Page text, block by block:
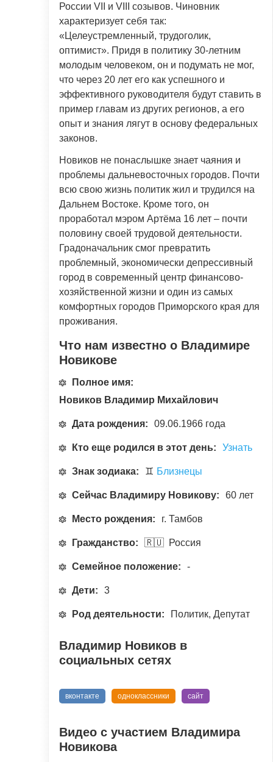
России VII и VIII созывов. Чиновник
характеризует себя так:
«Целеустремленный, трудоголик,
оптимист». Придя в политику 30-летним
молодым человеком, он и подумать не мог,
что через 20 лет его как успешного и
эффективного руководителя будут ставить в
пример главам из других регионов, а его
опыт и знания лягут в основу федеральных
законов.
Новиков не понаслышке знает чаяния и
проблемы дальневосточных городов. Почти
всю свою жизнь политик жил и трудился на
Дальнем Востоке. Кроме того, он
проработал мэром Артёма 16 лет – почти
половину своей трудовой деятельности.
Градоначальник смог превратить
проблемный, экономически депрессивный
город в современный центр финансово-
хозяйственной жизни и один из самых
комфортных городов Приморского края для
проживания.
Что нам известно о Владимире
Новикове
Полное имя:
Новиков Владимир Михайлович
Дата рождения: 09.06.1966 года
Кто еще родился в этот день: Узнать
Знак зодиака: ♊ Близнецы
Сейчас Владимиру Новикову: 60 лет
Место рождения: г. Тамбов
Гражданство: 🇷🇺 Россия
Семейное положение: -
Дети: 3
Род деятельности: Политик, Депутат
Владимир Новиков в
социальных сетях
вконтакте одноклассники сайт
Видео с участием Владимира
Новикова